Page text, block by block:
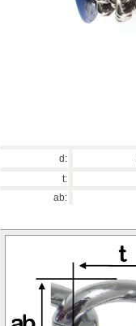
d:
t:
ab: